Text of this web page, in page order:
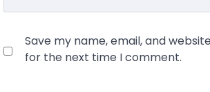
Save my name, email, and
for the next time I comment.